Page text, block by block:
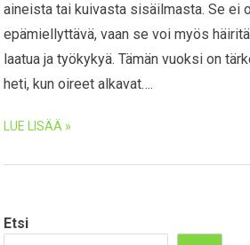
aineista tai kuivasta sisäilmasta. Se ei
epämiellyttävä, vaan se voi myös
laatua ja työkykyä. Tämän vuoksi on
heti, kun oireet alkavat….
LUE LISÄÄ »
Etsi